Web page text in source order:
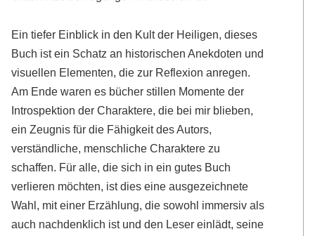
Ein tiefer Einblick in den Kult der Heiligen, dieses
Buch ist ein Schatz an historischen Anekdoten und
visuellen Elementen, die zur Reflexion anregen.
Am Ende waren es bücher stillen Momente der
Introspektion der Charaktere, die bei mir blieben,
ein Zeugnis für die Fähigkeit des Autors,
verständliche, menschliche Charaktere zu
schaffen. Für alle, die sich in ein gutes Buch
verlieren möchten, ist dies eine ausgezeichnete
Wahl, mit einer Erzählung, die sowohl immersiv als
auch nachdenklich ist und den Leser einlädt, seine